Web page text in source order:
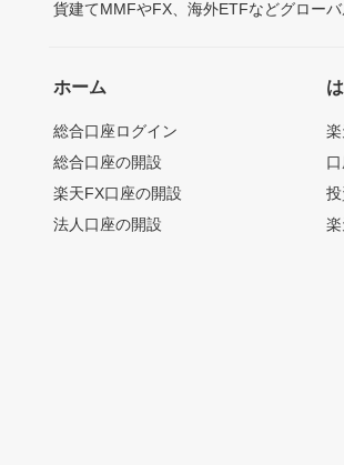
貨建てMMFやFX、海外ETFなどグロー
ホーム
総合口座ログイン
総合口座の開設
楽天FX口座の開設
法人口座の開設